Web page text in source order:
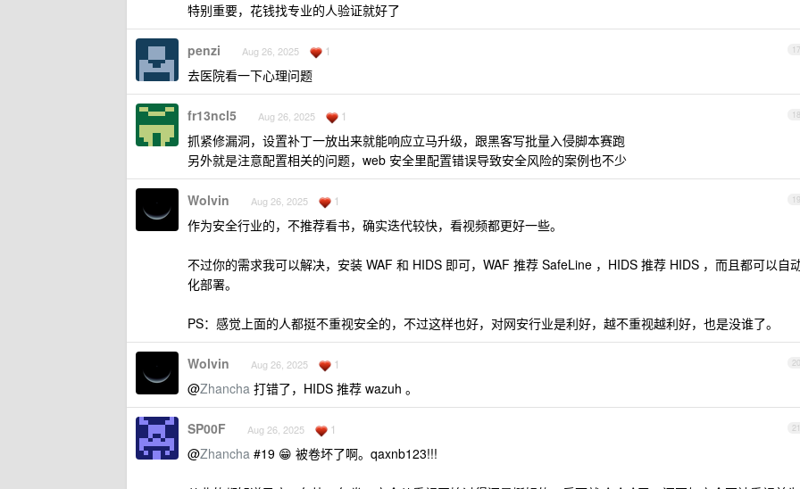
特别重要，花钱找专业的人验证就好了
17
penzi Aug 26, 2025 1
去医院看一下心理问题
18
fr13ncl5 Aug 26, 2025 1
抓紧修漏洞，设置补丁一放出来就能响应立马升级，跟黑客写批量入侵脚本赛跑
另外就是注意配置相关的问题，web 安全里配置错误导致安全风险的案例也不少
19
Wolvin Aug 26, 2025 1
作为安全行业的，不推荐看书，确实迭代较快，看视频都更好一些。
不过你的需求我可以解决，安装 WAF 和 HIDS 即可，WAF 推荐 SafeLine ，HIDS 推荐 HIDS ，而且都可以自
化部署。
PS：感觉上面的人都挺不重视安全的，不过这样也好，对网安行业是利好，越不重视越利好，也是没谁了。
20
Wolvin Aug 26, 2025 1
@Zhancha 打错了，HIDS 推荐 wazuh 。
21
SP00F Aug 26, 2025 1
@Zhancha #19 😁 被卷坏了啊。qaxnb123!!!